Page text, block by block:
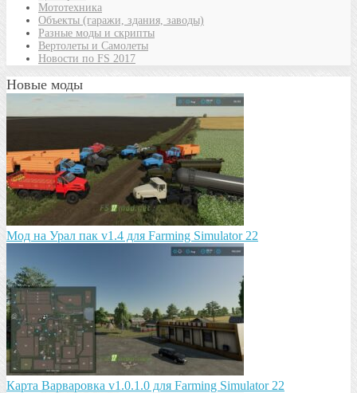
Мототехника
Объекты (гаражи, здания, заводы)
Разные моды и скрипты
Вертолеты и Самолеты
Новости по FS 2017
Новые моды
Мод на Урал пак v1.4 для Farming Simulator 22
Карта Варваровка v1.0.1.0 для Farming Simulator 22